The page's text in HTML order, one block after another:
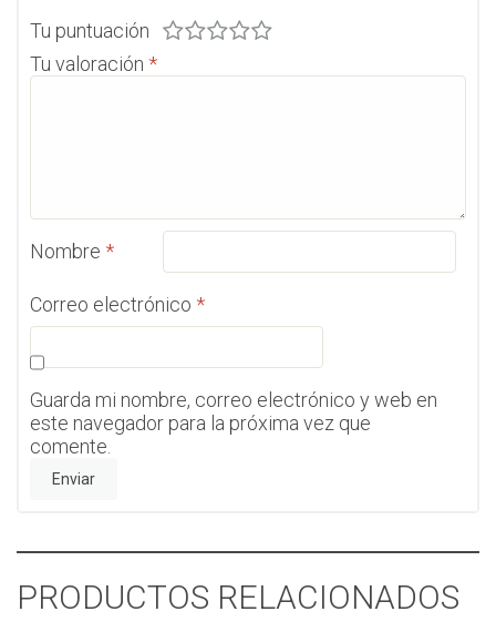
Tu puntuación
Tu valoración *
Nombre *
Correo electrónico *
Guarda mi nombre, correo electrónico y web en
este navegador para la próxima vez que
comente.
PRODUCTOS RELACIONADOS